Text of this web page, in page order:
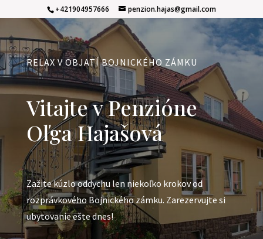
+421904957666 penzion.hajas@gmail.com
RELAX V OBJATÍ BOJNICKÉHO ZÁMKU
Vitajte v Penzióne
Oľga Hajašová
Zažite kúzlo oddychu len niekoľko krokov od
rozprávkového Bojnického zámku. Zarezervujte si
ubytovanie ešte dnes!